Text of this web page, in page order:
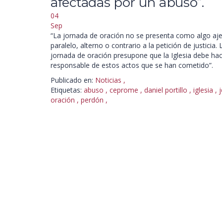
04
Sep
“La jornada de oración no se presenta como algo
paralelo, alterno o contrario a la petición de justicia.
jornada de oración presupone que la Iglesia debe
responsable de estos actos que se han cometido”.
Publicado en: Noticias ,
Etiquetas: abuso , ceprome , daniel portillo , iglesia ,
oración , perdón ,